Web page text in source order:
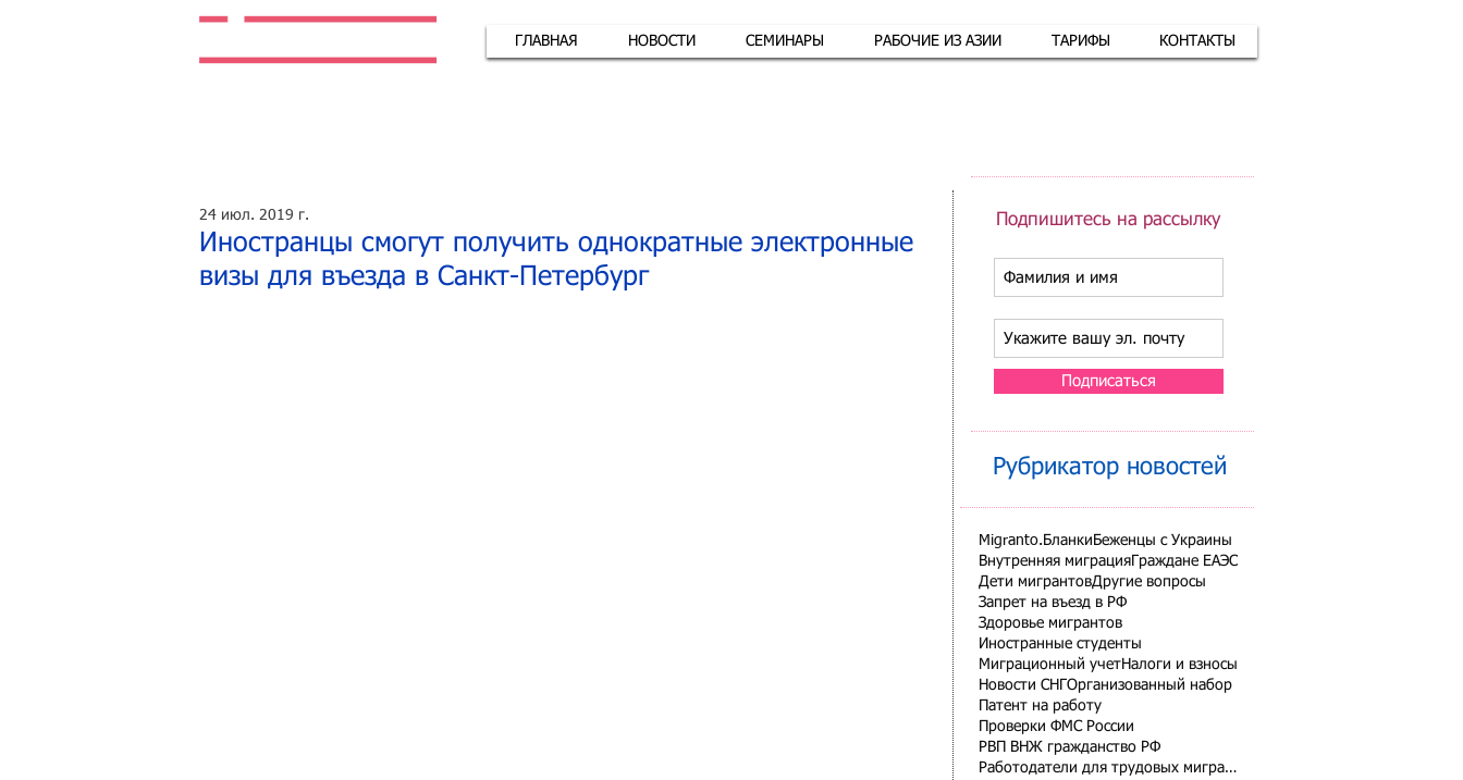
ГЛАВНАЯ НОВОСТИ СЕМИНАРЫ РАБОЧИЕ ИЗ АЗИИ ТАРИФЫ КОНТАКТЫ
Иностранцы смогут получить однократные электронные
визы для въезда в Санкт-Петербург
24 июл. 2019 г. Подпишитесь на рассылку
Подписаться
Рубрикатор новостей
Migranto.Бланки Беженцы с Украины
Внутренняя миграция Граждане ЕАЭС
Дети мигрантовДругие вопросы
Запрет на въезд в РФ
Здоровье мигрантов
Иностранные студенты
Миграционный учетНалоги и взносы
Новости СНГ Организованный набор
Патент на работу
Проверки ФМС России
РВП ВНЖ гражданство РФ
Работодатели для трудовых мигрантов